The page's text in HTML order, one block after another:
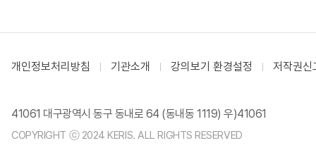
개인정보처리방침 기관소개 강의보기 환경설정 저작권신
41061 대구광역시 동구 동내로 64 (동내동 1119) 우)41061
COPYRIGHT ⓒ 2024 KERIS. ALL RIGHTS RESERVED